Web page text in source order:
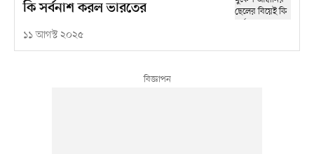
কি সর্বনাশ করল ভারতের
১১ আগস্ট ২০২৫